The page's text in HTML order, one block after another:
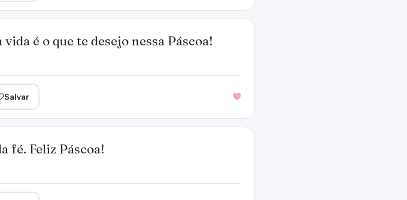
é o que te desejo nessa Páscoa!
Salvar
fé. Feliz Páscoa!